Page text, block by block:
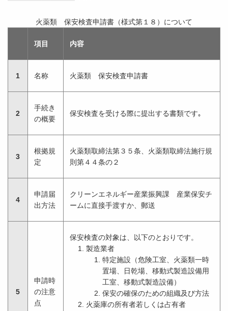
項目 内容
火薬類 保安検査申請書（様式第１８）について
1 名称 火薬類 保安検査申請書
2
手続き
の概要
保安検査を受ける際に提出する書類です｡
3
根拠規
定
火薬類取締法第３５条、火薬類取締法施行規
則第４４条の２
4
申請届
出方法
クリーンエネルギー産業振興課 産業保安チ
ームに直接手渡すか、郵送
5
申請時
の注意
点
保安検査の対象は、以下のとおりです。
製造業者
特定施設（危険工室、火薬類一時
置場、日乾場、移動式製造設備用
工室、移動式製造設備）
保安の確保のための組織及び方法
火薬庫の所有者若しくは占有者